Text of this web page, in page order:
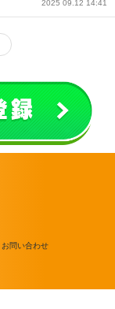
2025 09.12 14:41
お問い合わせ